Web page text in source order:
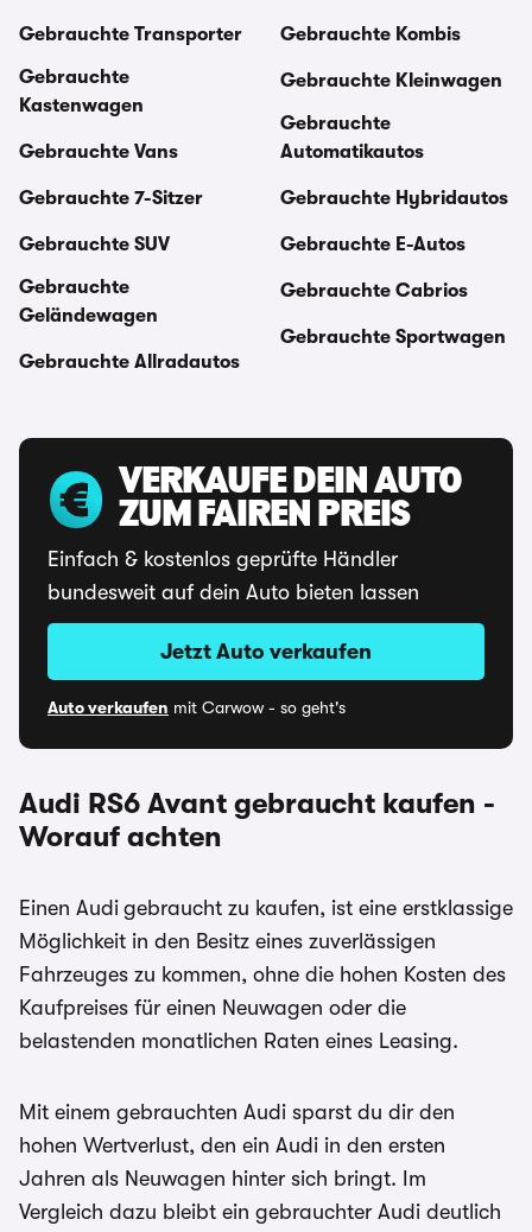
Gebrauchte Transporter
Gebrauchte
Kastenwagen
Gebrauchte Vans
Gebrauchte 7-Sitzer
Gebrauchte SUV
Gebrauchte
Geländewagen
Gebrauchte Allradautos
Gebrauchte Kombis
Gebrauchte Kleinwagen
Gebrauchte
Automatikautos
Gebrauchte Hybridautos
Gebrauchte E-Autos
Gebrauchte Cabrios
Gebrauchte Sportwagen
VERKAUFE DEIN AUTO
ZUM FAIREN PREIS
Einfach & kostenlos geprüfte Händler
bundesweit auf dein Auto bieten lassen
Jetzt Auto verkaufen
Auto verkaufen mit Carwow - so geht's
Audi RS6 Avant gebraucht kaufen -
Worauf achten
Einen Audi gebraucht zu kaufen, ist eine erstklassige
Möglichkeit in den Besitz eines zuverlässigen
Fahrzeuges zu kommen, ohne die hohen Kosten des
Kaufpreises für einen Neuwagen oder die
belastenden monatlichen Raten eines Leasing.
Mit einem gebrauchten Audi sparst du dir den
hohen Wertverlust, den ein Audi in den ersten
Jahren als Neuwagen hinter sich bringt. Im
Vergleich dazu bleibt ein gebrauchter Audi deutlich